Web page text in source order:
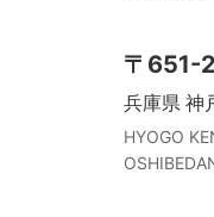
〒 651-
兵庫県 神
HYOGO